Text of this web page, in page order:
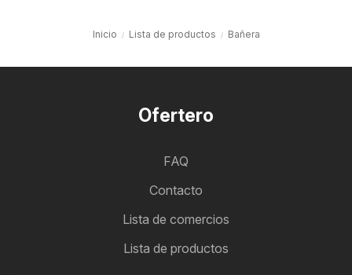
Inicio Lista de productos Bañera
Ofertero
FAQ
Contacto
Lista de comercios
Lista de productos